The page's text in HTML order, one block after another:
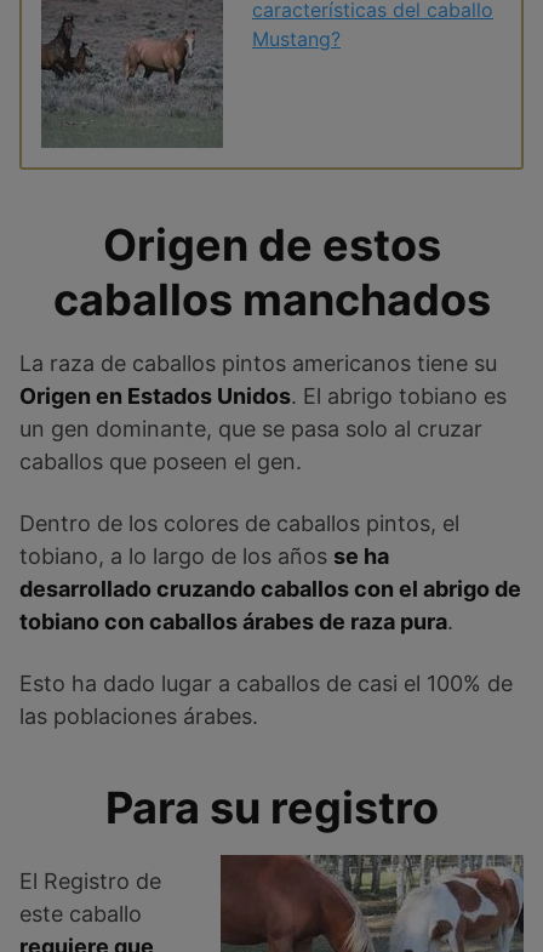
características del caballo
Mustang?
Origen de estos
caballos manchados
La raza de caballos pintos americanos tiene su
Origen en Estados Unidos. El abrigo tobiano es
un gen dominante, que se pasa solo al cruzar
caballos que poseen el gen.
Dentro de los colores de caballos pintos, el
tobiano, a lo largo de los años se ha
desarrollado cruzando caballos con el abrigo de
tobiano con caballos árabes de raza pura.
Esto ha dado lugar a caballos de casi el 100% de
las poblaciones árabes.
Para su registro
El Registro de
este caballo
requiere que